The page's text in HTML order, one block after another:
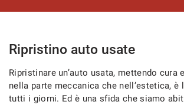
Ripristino auto usate
Ripristinare un’auto usata, mettendo cura
nella parte meccanica che nell’estetica, è
tutti i giorni. Ed è una sfida che siamo